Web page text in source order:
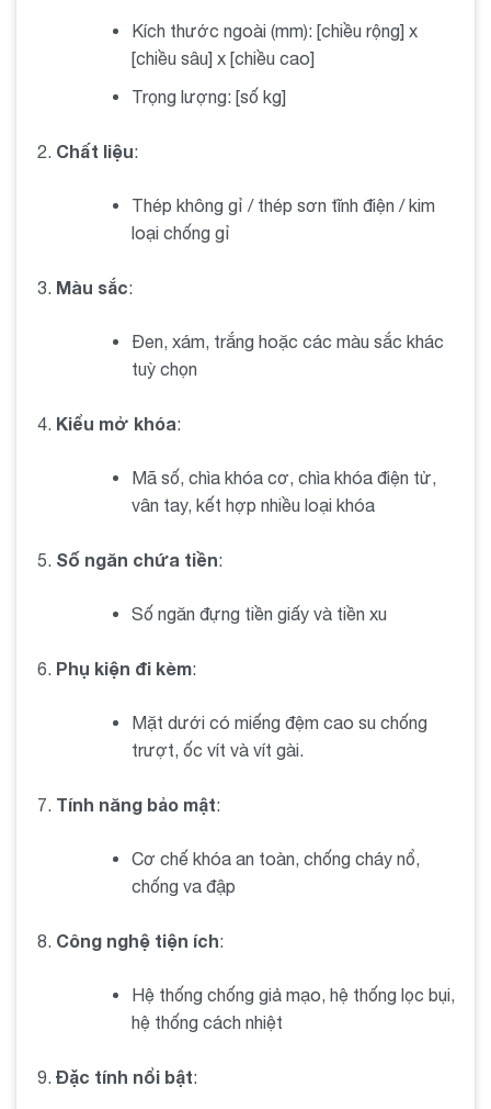
Két đựng tiềnMaxcode M405 không chỉ đảm bảo
an toàn cho tiền và tài sản của bạn, mà còn mang đến
sự tiện dụng và linh hoạt trong việc quản lý tài chính cá
lượng tuyệt vời, đây là một sự lựa chọn hàng đầu cho
Đặt hàng Két đựng tiền Maxcode M405 ngay
Hãy đảm bảo rằng tiền và tài sản của bạn được bảo
để những rủi ro xảy ra, hãy đặt hàng ngay hôm nay để
đảm bảo sự an toàn và bảo mật cho tài sản của bạn.
Kích thước ngoài (mm): [chiều rộng] x
[chiều sâu] x [chiều cao]
Trọng lượng: [số kg]
Chất liệu:
Thép không gỉ / thép sơn tĩnh điện / kim
loại chống gỉ
Màu sắc:
Đen, xám, trắng hoặc các màu sắc khác
tuỳ chọn
Kiểu mở khóa:
Mã số, chìa khóa cơ, chìa khóa điện tử,
vân tay, kết hợp nhiều loại khóa
Số ngăn chứa tiền:
Số ngăn đựng tiền giấy và tiền xu
Phụ kiện đi kèm:
Mặt dưới có miếng đệm cao su chống
trượt, ốc vít và vít gài.
Tính năng bảo mật:
Cơ chế khóa an toàn, chống cháy nổ,
chống va đập
Công nghệ tiện ích:
Hệ thống chống giả mạo, hệ thống lọc bụi,
hệ thống cách nhiệt
Đặc tính nổi bật: